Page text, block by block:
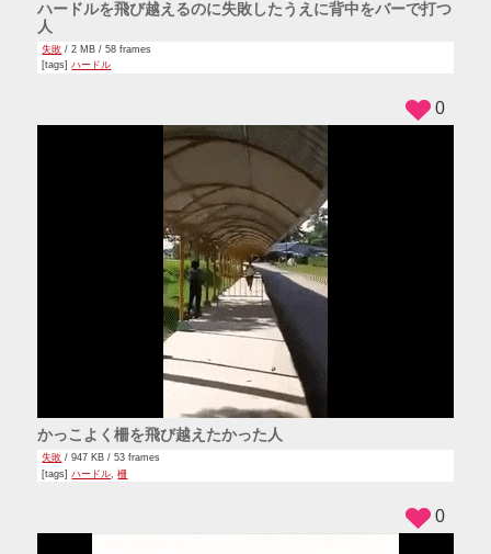
ハードルを飛び越えるのに失敗したうえに背中をバーで打つ
人
失敗 / 2 MB / 58 frames
[tags]ハードル
かっこよく柵を飛び越えたかった人
失敗 / 947 KB / 53 frames
[tags]ハードル ,柵
0
0